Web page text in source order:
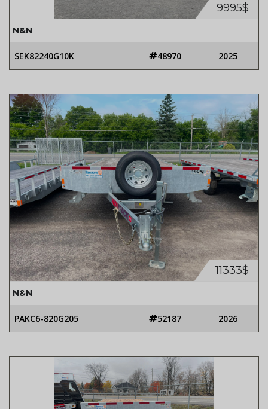
9995$
N&N
SEK82240G10K 48970 2025
11333$
N&N
PAKC6-820G205 52187 2026